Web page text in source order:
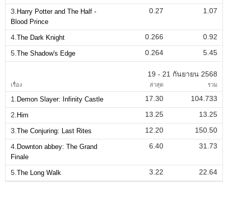
3. Harry Potter and The Half -
Blood Prince
0.27 1.07
4. The Dark Knight 0.266
0.92
5. The Shadow's Edge 0.264 5.45
19 - 21 กันยายน 2568
เรื่อง ล่าสุด รวม
1. Demon Slayer: Infinity Castle 17.30
104.733
2. Him 13.25
13.25
3. The Conjuring: Last Rites 12.20
150.50
4. Downton abbey: The Grand
Finale
6.40 31.73
5. The Long Walk 3.22 22.64